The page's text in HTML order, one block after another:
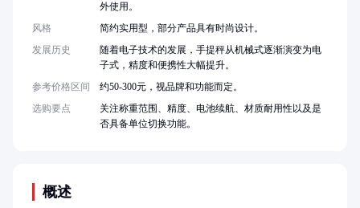
概述
外使用。
风格
简约实用型，部分产品具有时尚设计。
发展历史
随着电子技术的发展，手提秤从机械式逐渐演变为电
子式，精度和便携性大幅提升。
参考价格区间
约50-300元，视品牌和功能而定。
选购要点
关注称重范围、精度、电池续航、材质耐用性以及是
否具备单位切换功能。